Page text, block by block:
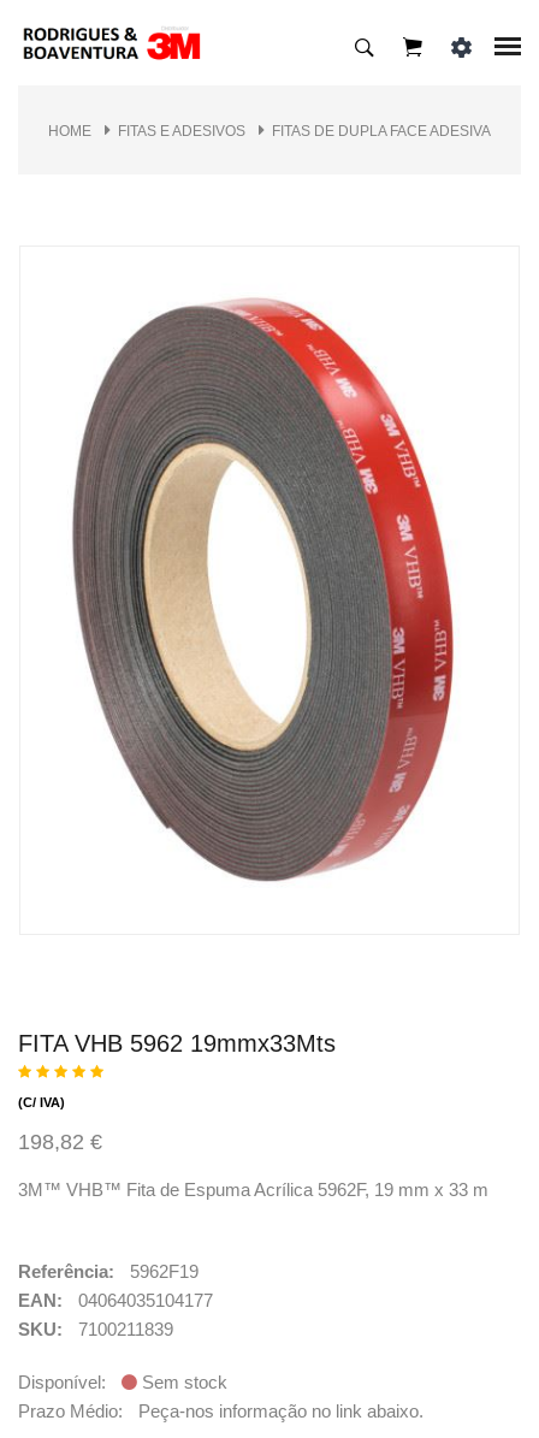
HOME FITAS E ADESIVOS FITAS DE DUPLA FACE ADESIVA
FITA VHB 5962 19mmx33Mts
(C/ IVA)
198,82 €
3M™ VHB™ Fita de Espuma Acrílica 5962F, 19 mm x 33 m
Referência:
5962F19
EAN:
04064035104177
SKU:
7100211839
Disponível:
Sem stock
Prazo Médio:
Peça-nos informação no link abaixo.